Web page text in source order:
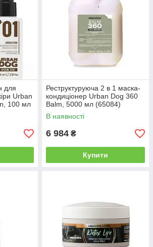
для
Urban
100 мл
Реструктуруюча 2 в 1 маска-
кондиціонер Urban Dog 360
Balm, 5000 мл (65084)
В наявності
6 984 ₴
Купити